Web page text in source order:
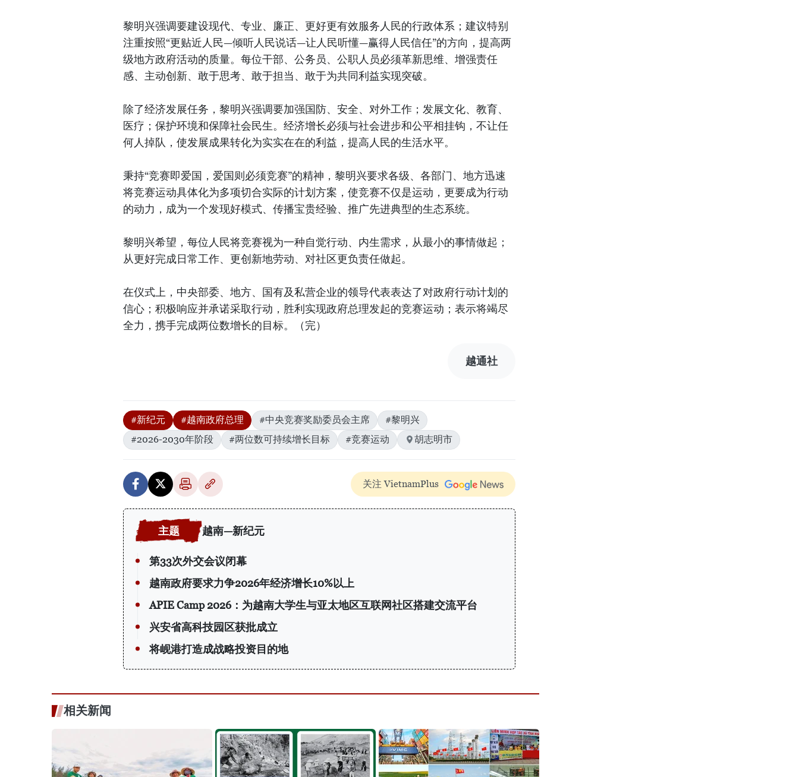
黎明兴强调要建设现代、专业、廉正、更好更有效服务人民的行政体系；建议特别
注重按照“更贴近人民—倾听人民说话—让人民听懂—赢得人民信任”的方向，提高两
级地方政府活动的质量。每位干部、公务员、公职人员必须革新思维、增强责任
感、主动创新、敢于思考、敢于担当、敢于为共同利益实现突破。
除了经济发展任务，黎明兴强调要加强国防、安全、对外工作；发展文化、教育、
医疗；保护环境和保障社会民生。经济增长必须与社会进步和公平相挂钩，不让任
何人掉队，使发展成果转化为实实在在的利益，提高人民的生活水平。
秉持“竞赛即爱国，爱国则必须竞赛”的精神，黎明兴要求各级、各部门、地方迅速
将竞赛运动具体化为多项切合实际的计划方案，使竞赛不仅是运动，更要成为行动
的动力，成为一个发现好模式、传播宝贵经验、推广先进典型的生态系统。
黎明兴希望，每位人民将竞赛视为一种自觉行动、内生需求，从最小的事情做起；
从更好完成日常工作、更创新地劳动、对社区更负责任做起。
在仪式上，中央部委、地方、国有及私营企业的领导代表表达了对政府行动计划的
信心；积极响应并承诺采取行动，胜利实现政府总理发起的竞赛运动；表示将竭尽
全力，携手完成两位数增长的目标。（完）
越通社
#新纪元 #越南政府总理 #中央竞赛奖励委员会主席
#黎明兴
#2026-2030年阶段
#两位数可持续增长目标 #竞赛运动 胡志明市
关注 VietnamPlus
越南—新纪元
第33次外交会议闭幕
越南政府要求力争2026年经济增长10%以上
APIE Camp 2026：为越南大学生与亚太地区互联网社区搭建交流平台
兴安省高科技园区获批成立
将岘港打造成战略投资目的地
相关新闻